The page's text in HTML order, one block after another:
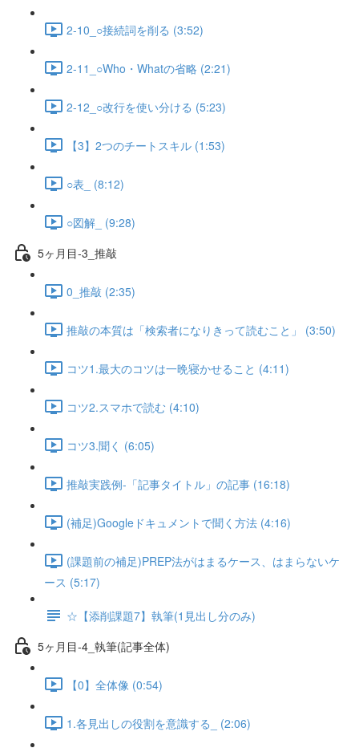
2-10_○接続詞を削る (3:52)
2-11_○Who・Whatの省略 (2:21)
2-12_○改行を使い分ける (5:23)
【3】2つのチートスキル (1:53)
○表_ (8:12)
○図解_ (9:28)
5ヶ月目-3_推敲
0_推敲 (2:35)
推敲の本質は「検索者になりきって読むこと」 (3:50)
コツ1.最大のコツは一晩寝かせること (4:11)
コツ2.スマホで読む (4:10)
コツ3.聞く (6:05)
推敲実践例-「記事タイトル」の記事 (16:18)
(補足)Googleドキュメントで聞く方法 (4:16)
(課題前の補足)PREP法がはまるケース、はまらないケ
ース (5:17)
☆【添削課題7】執筆(1見出し分のみ)
5ヶ月目-4_執筆(記事全体)
【0】全体像 (0:54)
1.各見出しの役割を意識する_ (2:06)